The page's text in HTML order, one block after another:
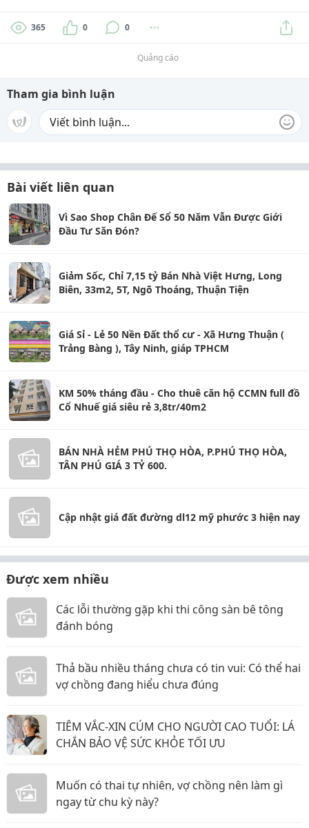
365 0 0
Quảng cáo
Tham gia bình luận
Bài viết liên quan
Vì Sao Shop Chân Đế Sổ 50 Năm Vẫn Được Giới
Đầu Tư Săn Đón?
Giảm Sốc, Chỉ 7,15 tỷ Bán Nhà Việt Hưng, Long
Biên, 33m2, 5T, Ngõ Thoáng, Thuận Tiện
Giá Sỉ - Lẻ 50 Nền Đất thổ cư - Xã Hưng Thuận (
Trảng Bàng ), Tây Ninh, giáp TPHCM
KM 50% tháng đầu - Cho thuê căn hộ CCMN full đồ
Cổ Nhuế giá siêu rẻ 3,8tr/40m2
BÁN NHÀ HẺM PHÚ THỌ HÒA, P.PHÚ THỌ HÒA,
TÂN PHÚ GIÁ 3 TỶ 600.
Cập nhật giá đất đường dl12 mỹ phước 3 hiện nay
Được xem nhiều
Các lỗi thường gặp khi thi công sàn bê tông
đánh bóng
Thả bầu nhiều tháng chưa có tin vui: Có thể hai
vợ chồng đang hiểu chưa đúng
TIÊM VẮC-XIN CÚM CHO NGƯỜI CAO TUỔI: LÁ
CHẮN BẢO VỆ SỨC KHỎE TỐI ƯU
Muốn có thai tự nhiên, vợ chồng nên làm gì
ngay từ chu kỳ này?